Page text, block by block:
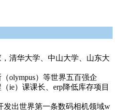
清华大学、中山大学、山东大
olympus）等世界五百强企
ie）课课长、erp降低库存项目
发出世界第一条数码相机领域w